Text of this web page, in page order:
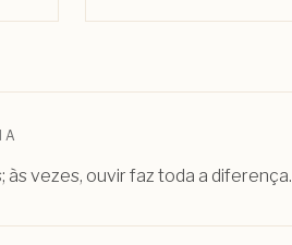
vezes, ouvir faz toda a diferença.